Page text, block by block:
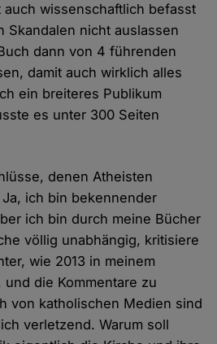
auch wissenschaftlich befasst
Skandalen nicht auslassen
dann von 4 führenden
damit auch wirklich alles
ein breiteres Publikum
es unter 300 Seiten
denen Atheisten
ich bin bekennender
ich bin durch meine Bücher
völlig unabhängig, kritisiere
wie 2013 in meinem
die Kommentare zu
von katholischen Medien sind
verletzend. Warum soll